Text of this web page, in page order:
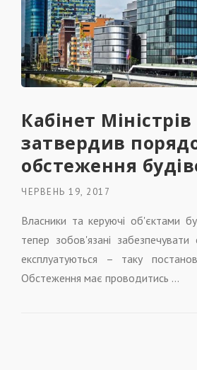
Кабінет Міністрів
затвердив
обстеження
ЧЕРВЕНЬ 19, 2017
Власники та керуючі об'єктами
тепер зобов'язані
експлуатуються – таку
Обстеження має проводитись …